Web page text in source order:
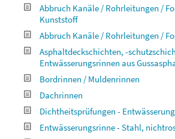
Abbruch Kanäle / Rohrleitungen /
Kunststoff
Abbruch Kanäle / Rohrleitungen /
Asphaltdeckschichten, -
Entwässerungsrinnen aus
Bordrinnen / Muldenrinnen
Dachrinnen
Dichtheitsprüfungen -
Entwässerungsrinne - Stahl,